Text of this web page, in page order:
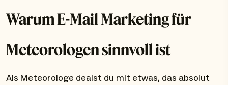
Warum E-Mail Marketing für
Meteorologen sinnvoll ist
Als Meteorologe dealst du mit etwas, das absolut